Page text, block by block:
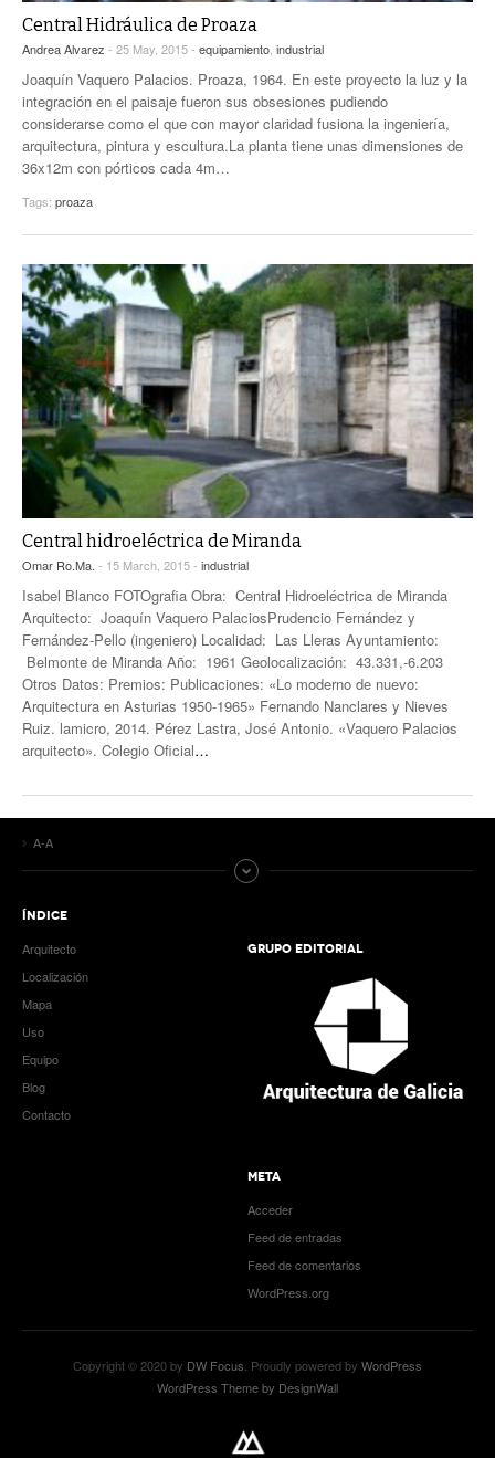
Central Hidráulica de Proaza
Andrea Alvarez - 25 May, 2015 - equipamiento industrial
Joaquín Vaquero Palacios. Proaza, 1964. En este proyecto la luz y la
integración en el paisaje fueron sus obsesiones pudiendo
considerarse como el que con mayor claridad fusiona la ingeniería,
arquitectura, pintura y escultura.La planta tiene unas dimensiones de
36x12m con pórticos cada 4m…
Tags: proaza
Central hidroeléctrica de Miranda
Omar Ro.Ma. - 15 March, 2015 - industrial
Isabel Blanco FOTOgrafia Obra: Central Hidroeléctrica de Miranda
Arquitecto: Joaquín Vaquero PalaciosPrudencio Fernández y
Fernández-Pello (ingeniero) Localidad: Las Lleras Ayuntamiento:
Belmonte de Miranda Año: 1961 Geolocalización: 43.331,-6.203
Otros Datos: Premios: Publicaciones: «Lo moderno de nuevo:
Arquitectura en Asturias 1950-1965» Fernando Nanclares y Nieves
Ruiz. lamicro, 2014. Pérez Lastra, José Antonio. «Vaquero Palacios
arquitecto». Colegio Oficial…
A-A
ÍNDICE
Arquitecto
Localización
Mapa
Uso
Equipo
Blog
Contacto
GRUPO EDITORIAL
META
Acceder
Feed de entradas
Feed de comentarios
WordPress.org
Copyright © 2020 by DW Focus. Proudly powered by WordPress
WordPress Theme by DesignWall